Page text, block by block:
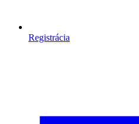
Registrácia